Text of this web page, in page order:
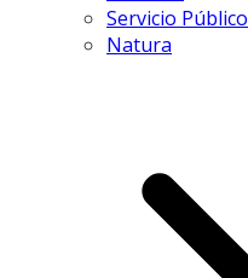
Servicio Público
Natura